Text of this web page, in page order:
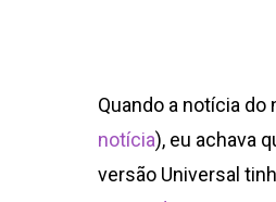
Quando a notícia do
notícia), eu achava
versão Universal